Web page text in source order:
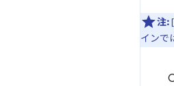
注:
インで